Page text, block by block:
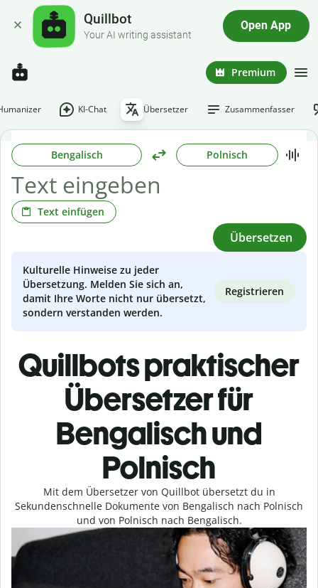
Quillbot
Your AI writing assistant
Open App
Premium
KI-Chat Übersetzer Zusammenfasser
Bengalisch Polnisch
Text einfügen
Übersetzen
Kulturelle Hinweise zu jeder
Übersetzung. Melden Sie sich an,
damit Ihre Worte nicht nur übersetzt,
sondern verstanden werden.
Registrieren
Quillbots praktischer
Übersetzer für
Bengalisch und
Polnisch
Mit dem Übersetzer von Quillbot übersetzt du in
Sekundenschnelle Dokumente von Bengalisch nach Polnisch
und von Polnisch nach Bengalisch.